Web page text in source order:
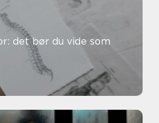
det bør du vide som